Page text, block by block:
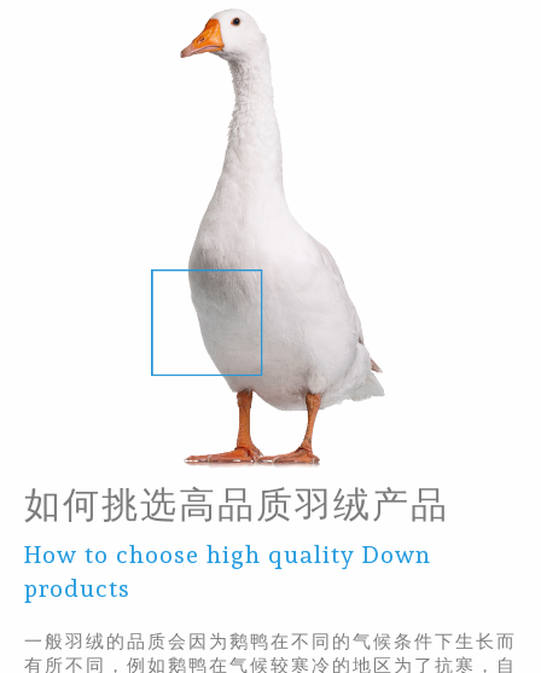
如何挑选高品质羽绒产品
How to choose high quality Down
products
一般羽绒的品质会因为鹅鸭在不同的气候条件下生长而
有所不同，例如鹅鸭在气候较寒冷的地区为了抗寒，自